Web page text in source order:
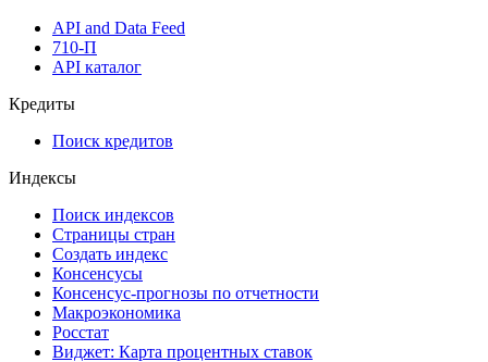
API and Data Feed
710-П
API каталог
Кредиты
Поиск кредитов
Индексы
Поиск индексов
Страницы стран
Создать индекс
Консенсусы
Консенсус-прогнозы по отчетности
Макроэкономика
Росстат
Виджет: Карта процентных ставок